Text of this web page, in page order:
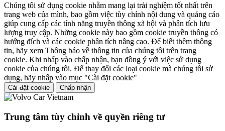
Chúng tôi sử dụng cookie nhằm mang lại trải nghiệm tốt nhất trên
trang web của mình, bao gồm việc tùy chỉnh nội dung và quảng cáo
giúp cung cấp các tính năng truyền thông xã hội và phân tích lưu
lượng truy cập. Những cookie này bao gồm cookie truyền thông có
hướng đích và các cookie phân tích nâng cao. Để biết thêm thông
tin, hãy xem Thông báo về thông tin của chúng tôi trên trang
cookie. Khi nhấp vào chấp nhận, bạn đồng ý với việc sử dụng
cookie của chúng tôi. Để thay đổi các loại cookie mà chúng tôi sử
dụng, hãy nhấp vào mục "Cài đặt cookie"
Cài đặt cookie Chấp nhận
Trung tâm tùy chỉnh về quyền riêng tư